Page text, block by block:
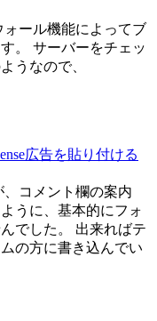
ール機能によってブ
。 サーバーをチェッ
うなので、
広告を貼り付ける
コメント欄の案内
うに、基本的にフォ
でした。 出来ればテ
の方に書き込んでい